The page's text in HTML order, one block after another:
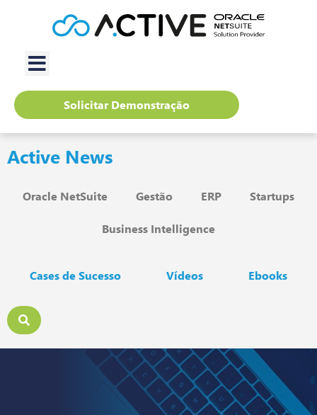
Solicitar Demonstração
Active News
Oracle NetSuite Gestão ERP Startups
Business Intelligence
Cases de Sucesso Vídeos Ebooks